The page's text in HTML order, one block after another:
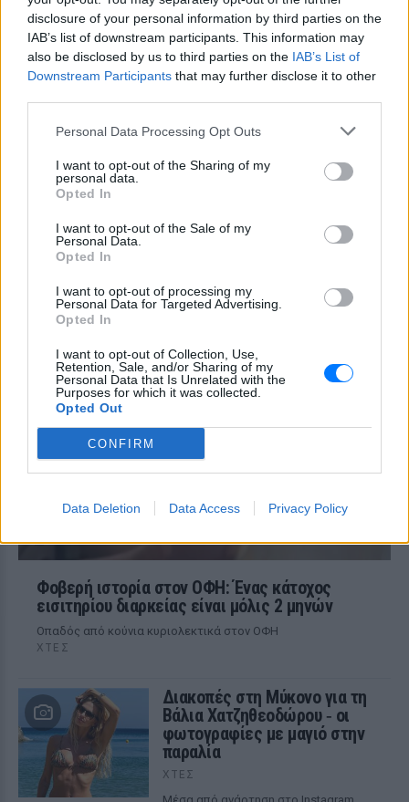
disclosure of your personal information by third parties on the
IAB’s list of downstream participants. This information may
also be disclosed by us to third parties on the IAB’s List of
Downstream Participants that may further disclose it to other
Personal Data Processing Opt Outs
I want to opt-out of the Sharing of my
personal data.
Opted In
I want to opt-out of the Sale of my
Personal Data.
Opted In
I want to opt-out of processing my
Personal Data for Targeted Advertising.
Opted In
I want to opt-out of Collection, Use,
Retention, Sale, and/or Sharing of my
Personal Data that Is Unrelated with the
Purposes for which it was collected.
Opted Out
CONFIRM
Data Deletion Data Access Privacy Policy
ΠΡΙΝ 10 ΏΡΕΣ
Το μοντέλο μοιράστηκε φωτογραφίες
από τις καλοκαιρινές της διακοπές στο
νησί των Κυκλάδων
και αντιβιώσεις»
Η επιχειρηματίας έπαθε τροφική
ώρες που πέρασε.
δυνατός»
ΧΤΕΣ
στο Instagram μια φωτογραφία από
πρόσφατη εξέτασή του, με ένα μήνυμα
θάρρους
Φοβερή ιστορία στον ΟΦΗ: Ένας κάτοχος
εισιτηρίου διαρκείας είναι μόλις 2 μηνών
Οπαδός από κούνια κυριολεκτικά στον ΟΦΗ
ΧΤΕΣ
Διακοπές στη Μύκονο για τη
Βάλια Χατζηθεοδώρου ‑ οι
φωτογραφίες με μαγιό στην
παραλία
ΧΤΕΣ